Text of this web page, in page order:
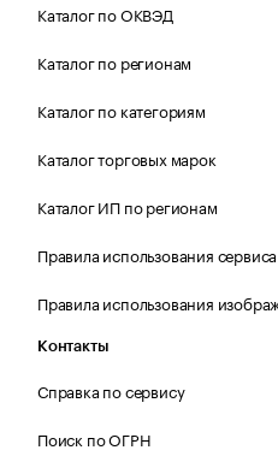
Каталог по ОКВЭД
Каталог по регионам
Каталог по категориям
Каталог торговых марок
Каталог ИП по регионам
Правила использования сервиса
Правила использования
Контакты
Справка по сервису
Поиск по ОГРН